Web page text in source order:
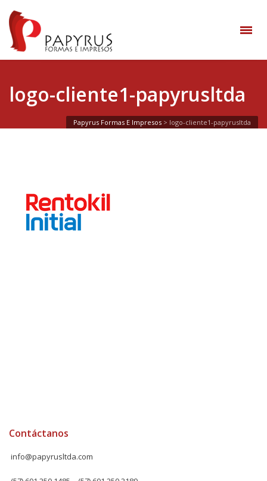
logo-cliente1-papyrusltda
Papyrus Formas E Impresos > logo-cliente1-papyrusltda
Contáctanos
info@papyrusltda.com